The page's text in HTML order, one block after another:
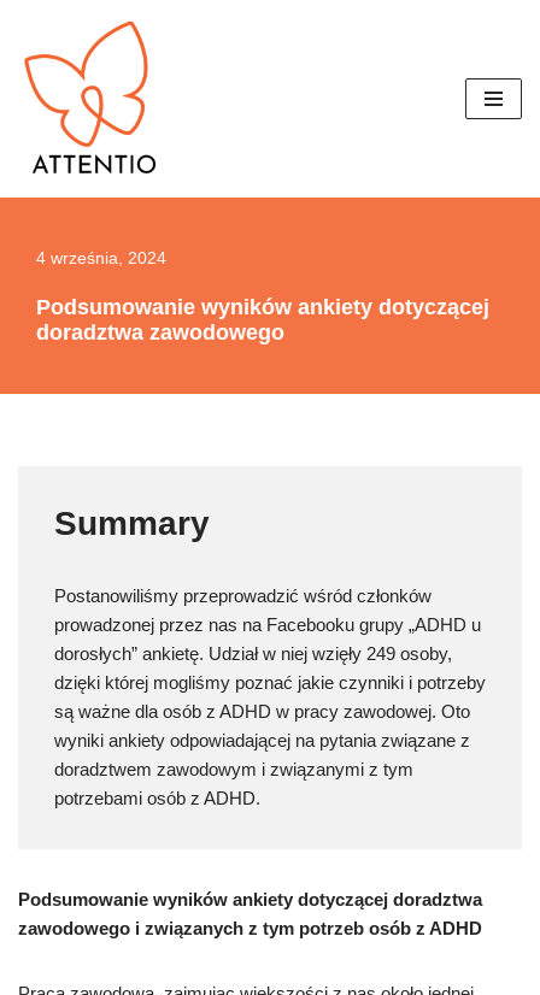
Przejdź
do
treści
4 września, 2024
Podsumowanie wyników ankiety dotyczącej
doradztwa zawodowego
Summary
Postanowiliśmy przeprowadzić wśród członków
prowadzonej przez nas na Facebooku grupy „ADHD u
dorosłych” ankietę. Udział w niej wzięły 249 osoby,
dzięki której mogliśmy poznać jakie czynniki i potrzeby
są ważne dla osób z ADHD w pracy zawodowej. Oto
wyniki ankiety odpowiadającej na pytania związane z
doradztwem zawodowym i związanymi z tym
potrzebami osób z ADHD.
Podsumowanie wyników ankiety dotyczącej doradztwa
zawodowego i związanych z tym potrzeb osób z ADHD